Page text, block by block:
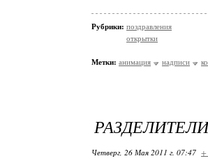
Рубрики: поздравления
открытки
Метки: анимация надписи
Четверг, 26 Мая 2011 г. 07:47 +